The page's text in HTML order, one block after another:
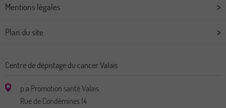
Mentions légales
Plan du site
Centre de dépistage du cancer Valais
p.a Promotion santé Valais
Rue de Condémines 14